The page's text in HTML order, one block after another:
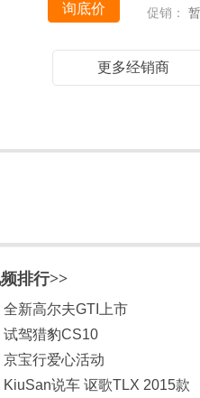
询底价
促销：
更多经销商
排行>>
全新高尔夫GTI上市
试驾猎豹CS10
京宝行爱心活动
KiuSan说车 讴歌TLX 2015款